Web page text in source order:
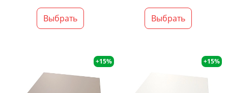
Выбрать Выбрать
+15% +15%